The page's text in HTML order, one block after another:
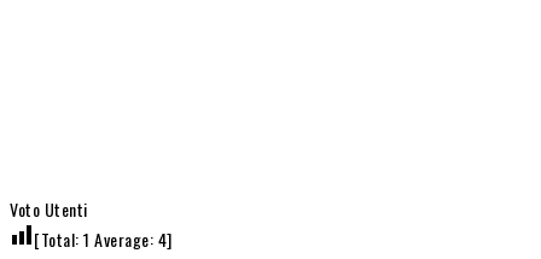
Voto Utenti
[Total:1 Average:4]